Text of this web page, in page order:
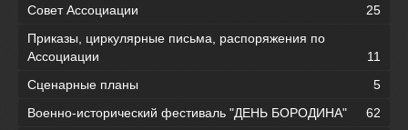
Совет Ассоциации
25
Приказы, циркулярные письма, распоряжения по
Ассоциации
11
Сценарные планы
5
Военно-исторический фестиваль "ДЕНЬ БОРОДИНА"
62